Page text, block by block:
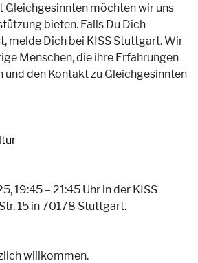
Gleichgesinnten möchten wir uns
bieten. Falls Du Dich
melde Dich bei KISS Stuttgart. Wir
Menschen, die ihre Erfahrungen
und den Kontakt zu Gleichgesinnten
19:45 – 21:45 Uhr in der KISS
15 in 70178 Stuttgart.
willkommen.